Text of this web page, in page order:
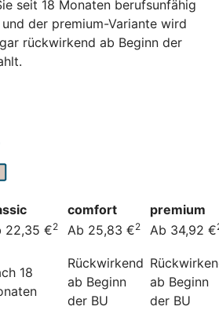
seit 18 Monaten berufsunfähig
der premium-Variante wird
rückwirkend ab Beginn der
comfort
premium
22,35 €2 Ab 25,83 €2 Ab 34,92 €
18
Rückwirkend
ab Beginn
der BU
ab Beginn
der BU